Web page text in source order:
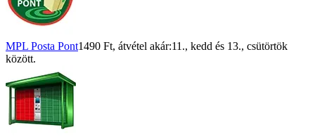
MPL Posta Pont1490 Ft, átvétel akár:11., kedd és 13., csütörtök
között.